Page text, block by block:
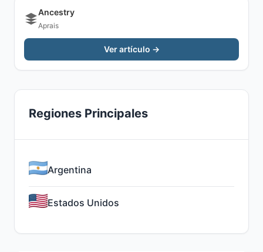
Ancestry
Aprais
Ver artículo →
Regiones Principales
Argentina
Estados Unidos